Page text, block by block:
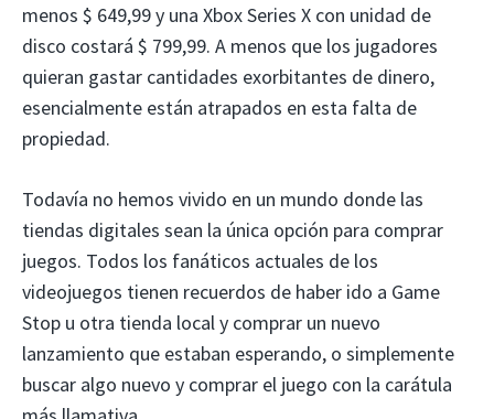
menos $ 649,99 y una Xbox Series X con unidad de
disco costará $ 799,99. A menos que los jugadores
quieran gastar cantidades exorbitantes de dinero,
esencialmente están atrapados en esta falta de
propiedad.
Todavía no hemos vivido en un mundo donde las
tiendas digitales sean la única opción para comprar
juegos. Todos los fanáticos actuales de los
videojuegos tienen recuerdos de haber ido a Game
Stop u otra tienda local y comprar un nuevo
lanzamiento que estaban esperando, o simplemente
buscar algo nuevo y comprar el juego con la carátula